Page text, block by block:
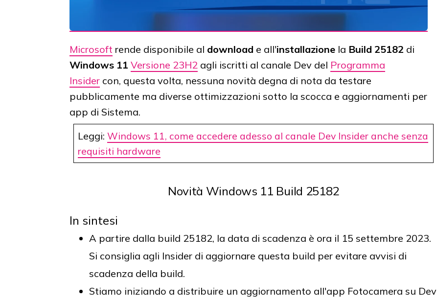
Microsoft rende disponibile al download e all'installazione la Build 25182 di
Windows 11 Versione 23H2 agli iscritti al canale Dev del Programma
Insider con, questa volta, nessuna novità degna di nota da testare
pubblicamente ma diverse ottimizzazioni sotto la scocca e aggiornamenti per
app di Sistema.
Leggi: Windows 11, come accedere adesso al canale Dev Insider anche senza
requisiti hardware
Novità Windows 11 Build 25182
In sintesi
A partire dalla build 25182, la data di scadenza è ora il 15 settembre 2023.
Si consiglia agli Insider di aggiornare questa build per evitare avvisi di
scadenza della build.
Stiamo iniziando a distribuire un aggiornamento all'app Fotocamera su Dev